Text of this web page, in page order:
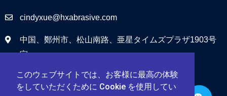
このウェブサイトでは、お客様に最高の体験
をしていただくために Cookie を使用してい
cindyxue@hxabrasive.com
中国、鄭州市、松山南路、亜星タイムズプラザ1903号
室